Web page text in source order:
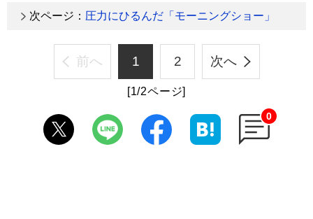
次ページ： 圧力にひるんだ「モーニングショー」
前へ 1 2 次へ
[1/2ページ]
0